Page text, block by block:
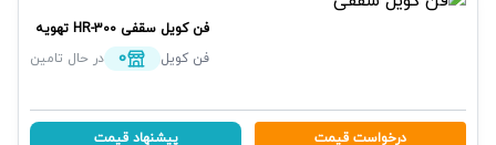
فن کویل سقفی HR-300 تهویه
فن کویل
0 در حال تامین
درخواست قیمت پیشنهاد قیمت